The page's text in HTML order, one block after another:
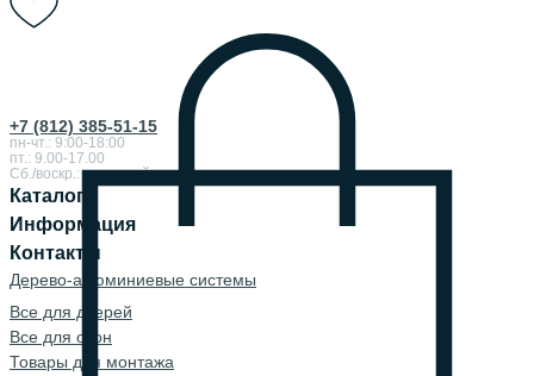
+7 (812) 385-51-15
пн-чт.: 9:00-18:00
пт.: 9.00-17.00
Сб./воскр.: выходной
Каталог
Информация
Контакты
Дерево-алюминиевые системы
Все для дверей
Все для окон
Товары для монтажа